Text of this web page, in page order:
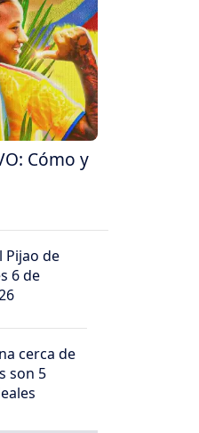
Cómo y
Pijao de
6 de
cerca de
son 5